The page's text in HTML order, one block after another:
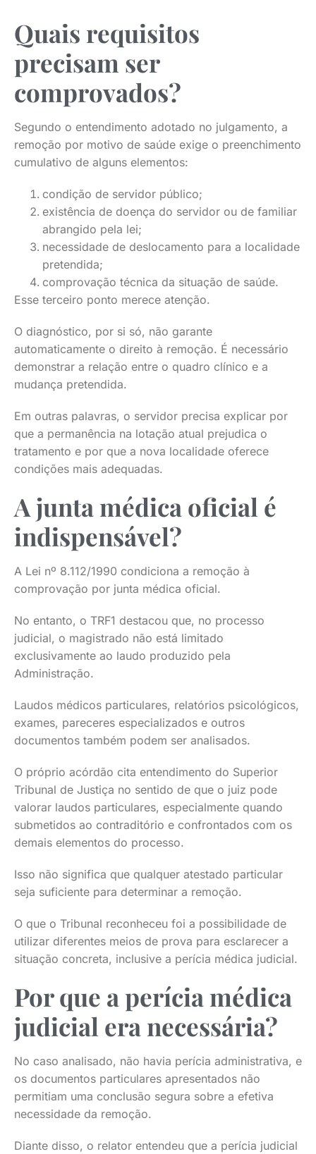
Quais requisitos
precisam ser
comprovados?
Segundo o entendimento adotado no julgamento, a
remoção por motivo de saúde exige o preenchimento
cumulativo de alguns elementos:
condição de servidor público;
existência de doença do servidor ou de familiar
abrangido pela lei;
necessidade de deslocamento para a localidade
pretendida;
comprovação técnica da situação de saúde.
Esse terceiro ponto merece atenção.
O diagnóstico, por si só, não garante
automaticamente o direito à remoção. É necessário
demonstrar a relação entre o quadro clínico e a
mudança pretendida.
Em outras palavras, o servidor precisa explicar por
que a permanência na lotação atual prejudica o
tratamento e por que a nova localidade oferece
condições mais adequadas.
A junta médica oficial é
indispensável?
A Lei nº 8.112/1990 condiciona a remoção à
comprovação por junta médica oficial.
No entanto, o TRF1 destacou que, no processo
judicial, o magistrado não está limitado
exclusivamente ao laudo produzido pela
Administração.
Laudos médicos particulares, relatórios psicológicos,
exames, pareceres especializados e outros
documentos também podem ser analisados.
O próprio acórdão cita entendimento do Superior
Tribunal de Justiça no sentido de que o juiz pode
valorar laudos particulares, especialmente quando
submetidos ao contraditório e confrontados com os
demais elementos do processo.
Isso não significa que qualquer atestado particular
seja suficiente para determinar a remoção.
O que o Tribunal reconheceu foi a possibilidade de
utilizar diferentes meios de prova para esclarecer a
situação concreta, inclusive a perícia médica judicial.
Por que a perícia médica
judicial era necessária?
No caso analisado, não havia perícia administrativa, e
os documentos particulares apresentados não
permitiam uma conclusão segura sobre a efetiva
necessidade da remoção.
Diante disso, o relator entendeu que a perícia judicial